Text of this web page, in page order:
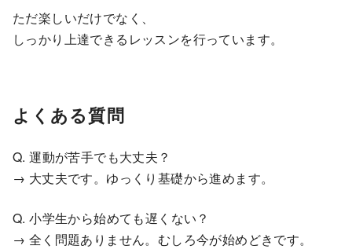
ただ楽しいだけでなく、
しっかり上達できるレッスンを行っています。
よくある質問
Q. 運動が苦手でも大丈夫？
→ 大丈夫です。ゆっくり基礎から進めます。
Q. 小学生から始めても遅くない？
→ 全く問題ありません。むしろ今が始めどきです。